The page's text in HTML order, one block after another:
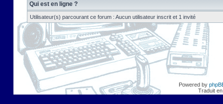
Qui est en ligne ?
Utilisateur(s) parcourant ce forum : Aucun utilisateur inscrit et 1 invité
Powered by
Traduit